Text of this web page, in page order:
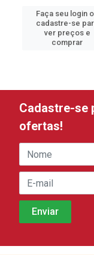
Faça seu login
cadastre-se
ver preços e
comprar
Cadastre-se
ofertas!